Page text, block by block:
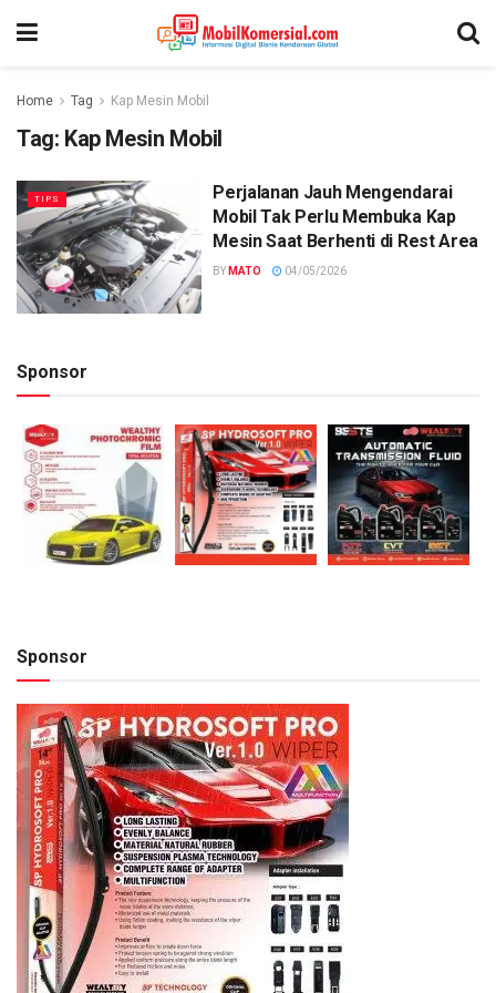
Home Tag Kap Mesin Mobil
Tag: Kap Mesin Mobil
TIPS
Perjalanan Jauh Mengendarai
Mobil Tak Perlu Membuka Kap
Mesin Saat Berhenti di Rest Area
BY MATO 04/05/2026
Sponsor
Sponsor